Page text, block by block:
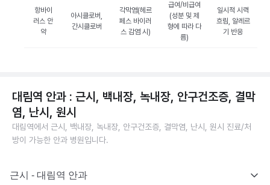
항바이
러스 안
약
아시클로버,
간시클로버
각막염(헤르
페스 바이러
스 감염 시)
급여/비급여
(성분 및 제
형에 따라 다
름)
일시적 시력
흐림, 알레르
기 반응
대림역 안과 : 근시, 백내장, 녹내장, 안구건조증, 결막
염, 난시, 원시
대림역에서 근시, 백내장, 녹내장, 안구건조증, 결막염, 난시, 원시 진료/처
방이 가능한 안과 병원입니다.
근시 - 대림역 안과